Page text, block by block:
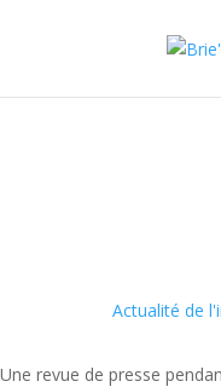
Actualité de
Une revue de presse